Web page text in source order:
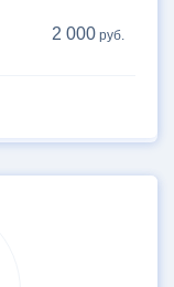
2 000 руб.